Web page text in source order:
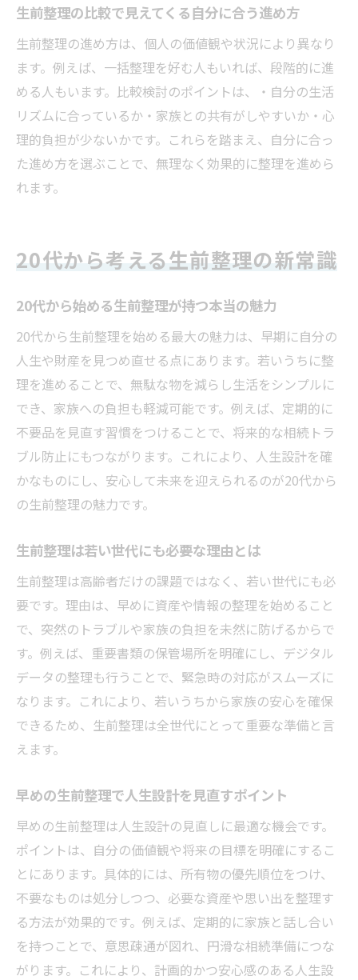
生前整理の比較で見えてくる自分に合う進め方
生前整理の進め方は、個人の価値観や状況により異なり
ます。例えば、一括整理を好む人もいれば、段階的に進
める人もいます。比較検討のポイントは、・自分の生活
リズムに合っているか・家族との共有がしやすいか・心
理的負担が少ないかです。これらを踏まえ、自分に合っ
た進め方を選ぶことで、無理なく効果的に整理を進めら
れます。
20代から考える生前整理の新常識
20代から始める生前整理が持つ本当の魅力
20代から生前整理を始める最大の魅力は、早期に自分の
人生や財産を見つめ直せる点にあります。若いうちに整
理を進めることで、無駄な物を減らし生活をシンプルに
でき、家族への負担も軽減可能です。例えば、定期的に
不要品を見直す習慣をつけることで、将来的な相続トラ
ブル防止にもつながります。これにより、人生設計を確
かなものにし、安心して未来を迎えられるのが20代から
の生前整理の魅力です。
生前整理は若い世代にも必要な理由とは
生前整理は高齢者だけの課題ではなく、若い世代にも必
要です。理由は、早めに資産や情報の整理を始めること
で、突然のトラブルや家族の負担を未然に防げるからで
す。例えば、重要書類の保管場所を明確にし、デジタル
データの整理も行うことで、緊急時の対応がスムーズに
なります。これにより、若いうちから家族の安心を確保
できるため、生前整理は全世代にとって重要な準備と言
えます。
早めの生前整理で人生設計を見直すポイント
早めの生前整理は人生設計の見直しに最適な機会です。
ポイントは、自分の価値観や将来の目標を明確にするこ
とにあります。具体的には、所有物の優先順位をつけ、
不要なものは処分しつつ、必要な資産や思い出を整理す
る方法が効果的です。例えば、定期的に家族と話し合い
を持つことで、意思疎通が図れ、円滑な相続準備につな
がります。これにより、計画的かつ安心感のある人生設